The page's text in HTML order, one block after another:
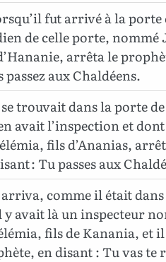
fut arrivé à la
de celle porte, nommé
arrêta le
passez aux Chaldéens.
trouvait dans la porte
avait l’inspection et
fils d’Ananias,
: Tu passes aux
comme il était
y avait là un inspecteur
fils de Kanania, et
en disant : Tu vas te